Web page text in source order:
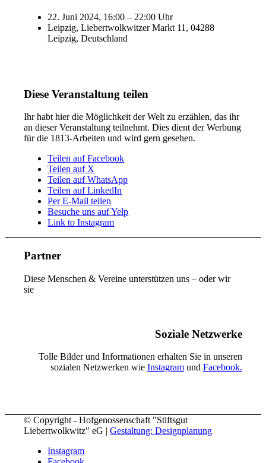
22. Juni 2024, 16:00 – 22:00 Uhr
Leipzig, Liebertwolkwitzer Markt 11, 04288
Leipzig, Deutschland
Diese Veranstaltung teilen
Ihr habt hier die Möglichkeit der Welt zu erzählen, das ihr
an dieser Veranstaltung teilnehmt. Dies dient der Werbung
für die 1813-Arbeiten und wird gern gesehen.
Teilen auf Facebook
Teilen auf X
Teilen auf WhatsApp
Teilen auf LinkedIn
Per E-Mail teilen
Besuche uns auf Yelp
Link to Instagram
Partner
Diese Menschen & Vereine unterstützen uns – oder wir
sie
Soziale Netzwerke
Tolle Bilder und Informationen erhalten Sie in unseren
sozialen Netzwerken wie Instagramund Facebook.
© Copyright - Hofgenossenschaft "Stiftsgut
Liebertwolkwitz" eG |Gestaltung: Designplanung
Instagram